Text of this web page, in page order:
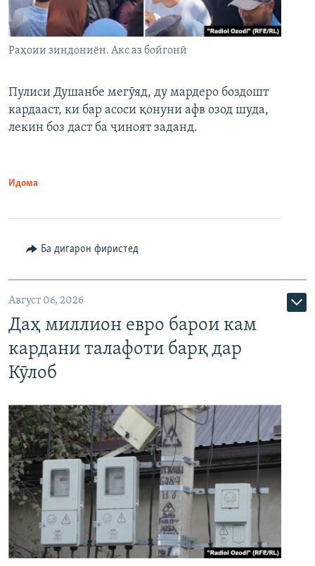
Раҳоии зиндониён. Акс аз бойгонӣ
Пулиси Душанбе мегӯяд, ду мардеро боздошт
кардааст, ки бар асоси қонуни афв озод шуда,
лекин боз даст ба ҷиноят заданд.
Идома
Ба дигарон фиристед
Август 06, 2026
Даҳ миллион евро барои кам
кардани талафоти барқ дар
Кӯлоб